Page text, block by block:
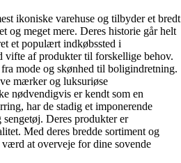
ikoniske varehuse og tilbyder et bredt
og meget mere. Deres historie går helt
et populært indkøbssted i
vifte af produkter til forskellige behov.
mode og skønhed til boligindretning.
mærker og luksuriøse
nødvendigvis er kendt som en
har de stadig et imponerende
sengetøj. Deres produkter er
Med deres bredde sortiment og
at overveje for dine sovende